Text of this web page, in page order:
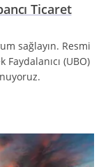
Ticaret
sağlayın. Resmi
(UBO)